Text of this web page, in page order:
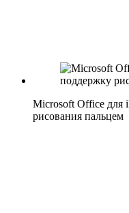
Microsoft Office для
рисования пальцем